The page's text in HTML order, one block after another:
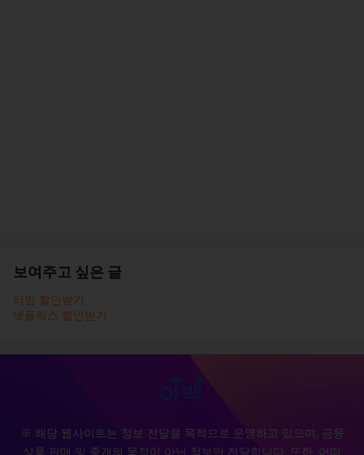
보여주고 싶은 글
티빙 할인받기
넷플릭스 할인받기
※ 해당 웹사이트는 정보 전달을 목적으로 운영하고 있으며, 금융
상품 판매 및 중개의 목적이 아닌 정보만 전달합니다. 또한, 어떠